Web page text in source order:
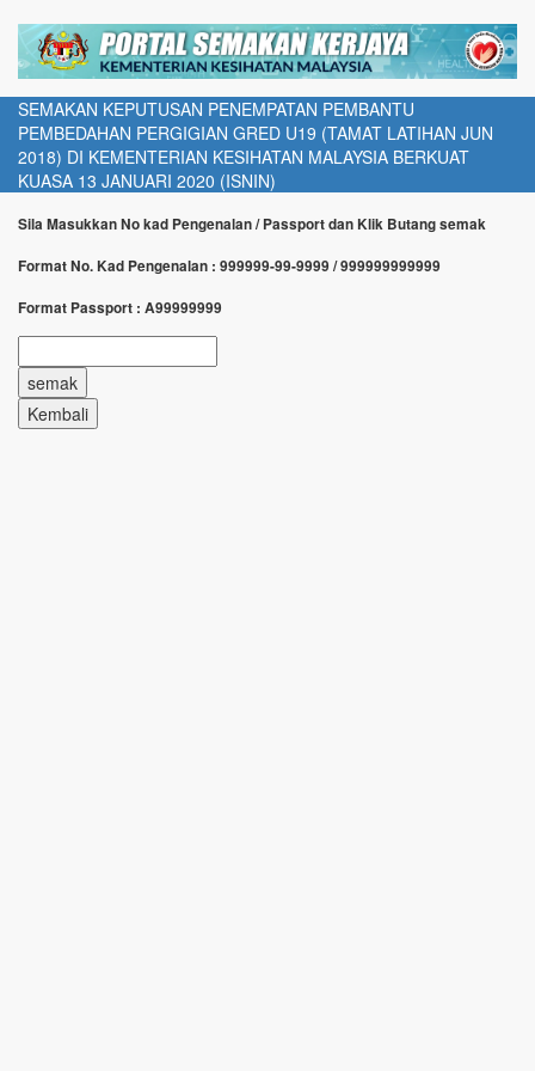
SEMAKAN KEPUTUSAN PENEMPATAN PEMBANTU
PEMBEDAHAN PERGIGIAN GRED U19 (TAMAT LATIHAN JUN
2018) DI KEMENTERIAN KESIHATAN MALAYSIA BERKUAT
KUASA 13 JANUARI 2020 (ISNIN)
Sila Masukkan No kad Pengenalan / Passport dan Klik Butang semak
Format No. Kad Pengenalan : 999999-99-9999 / 999999999999
Format Passport : A99999999